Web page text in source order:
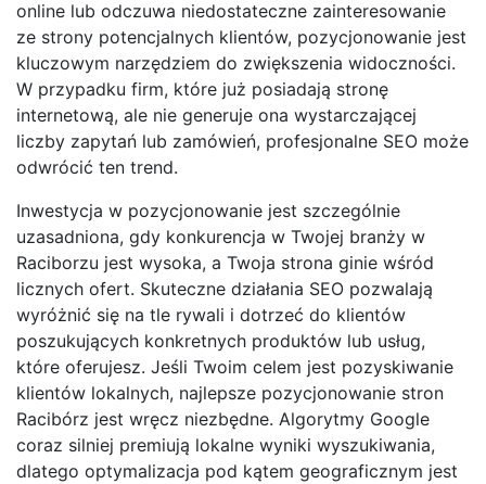
online lub odczuwa niedostateczne zainteresowanie
ze strony potencjalnych klientów, pozycjonowanie jest
kluczowym narzędziem do zwiększenia widoczności.
W przypadku firm, które już posiadają stronę
internetową, ale nie generuje ona wystarczającej
liczby zapytań lub zamówień, profesjonalne SEO może
odwrócić ten trend.
Inwestycja w pozycjonowanie jest szczególnie
uzasadniona, gdy konkurencja w Twojej branży w
Raciborzu jest wysoka, a Twoja strona ginie wśród
licznych ofert. Skuteczne działania SEO pozwalają
wyróżnić się na tle rywali i dotrzeć do klientów
poszukujących konkretnych produktów lub usług,
które oferujesz. Jeśli Twoim celem jest pozyskiwanie
klientów lokalnych, najlepsze pozycjonowanie stron
Racibórz jest wręcz niezbędne. Algorytmy Google
coraz silniej premiują lokalne wyniki wyszukiwania,
dlatego optymalizacja pod kątem geograficznym jest